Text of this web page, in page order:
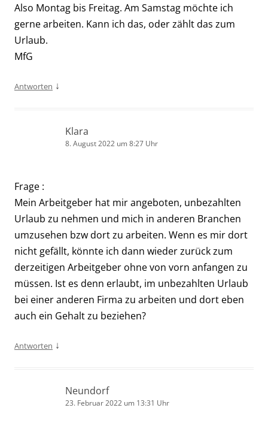
Also Montag bis Freitag. Am Samstag möchte ich
gerne arbeiten. Kann ich das, oder zählt das zum
Urlaub.
MfG
Antworten ↓
Klara
8. August 2022 um 8:27 Uhr
Frage :
Mein Arbeitgeber hat mir angeboten, unbezahlten
Urlaub zu nehmen und mich in anderen Branchen
umzusehen bzw dort zu arbeiten. Wenn es mir dort
nicht gefällt, könnte ich dann wieder zurück zum
derzeitigen Arbeitgeber ohne von vorn anfangen zu
müssen. Ist es denn erlaubt, im unbezahlten Urlaub
bei einer anderen Firma zu arbeiten und dort eben
auch ein Gehalt zu beziehen?
Antworten ↓
Neundorf
23. Februar 2022 um 13:31 Uhr